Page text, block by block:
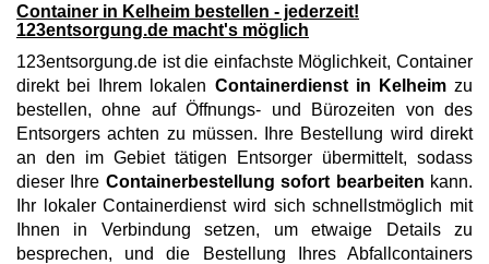
Container in Kelheim bestellen - jederzeit!
123entsorgung.de macht's möglich
123entsorgung.de ist die einfachste Möglichkeit, Container
direkt bei Ihrem lokalen Containerdienst in Kelheimzu
bestellen, ohne auf Öffnungs- und Bürozeiten von des
Entsorgers achten zu müssen. Ihre Bestellung wird direkt
an den im Gebiet tätigen Entsorger übermittelt, sodass
dieser Ihre Containerbestellung sofort bearbeiten kann.
Ihr lokaler Containerdienst wird sich schnellstmöglich mit
Ihnen in Verbindung setzen, um etwaige Details zu
besprechen, und die Bestellung Ihres Abfallcontainers